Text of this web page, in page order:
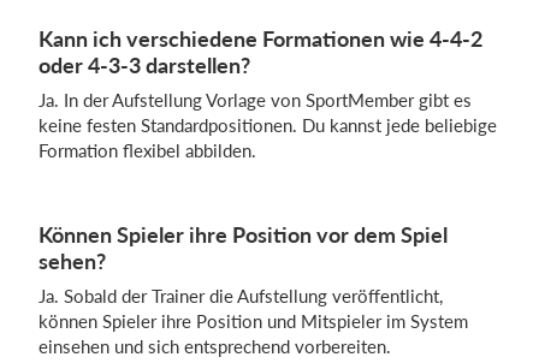
Kann ich verschiedene Formationen wie 4-4-2
oder 4-3-3 darstellen?
Ja. In der Aufstellung Vorlage von SportMember gibt es
keine festen Standardpositionen. Du kannst jede beliebige
Formation flexibel abbilden.
Können Spieler ihre Position vor dem Spiel
sehen?
Ja. Sobald der Trainer die Aufstellung veröffentlicht,
können Spieler ihre Position und Mitspieler im System
einsehen und sich entsprechend vorbereiten.